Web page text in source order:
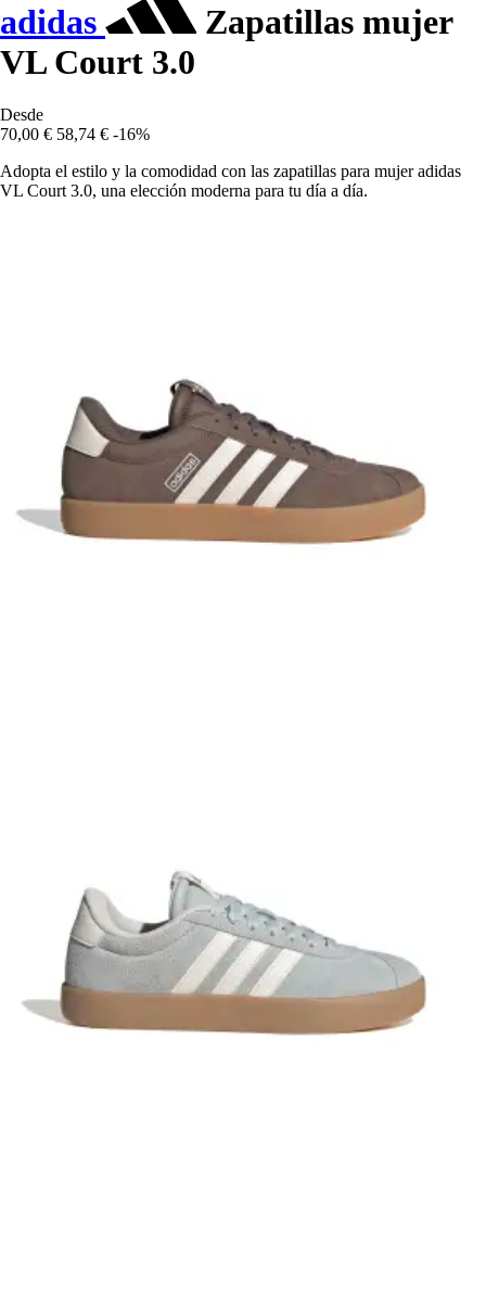
adidas
Zapatillas mujer
VL Court 3.0
Desde
70,00 € 58,74 € -16%
Adopta el estilo y la comodidad con las zapatillas para mujer adidas
VL Court 3.0, una elección moderna para tu día a día.